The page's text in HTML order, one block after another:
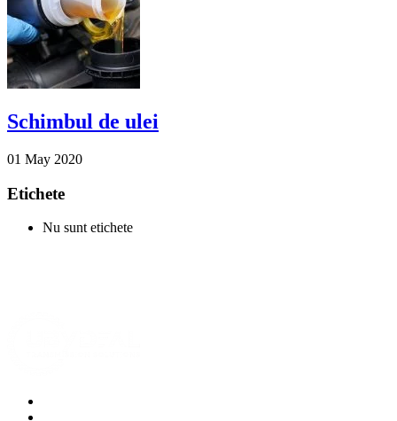
Schimbul de ulei
01 May 2020
Etichete
Nu sunt etichete